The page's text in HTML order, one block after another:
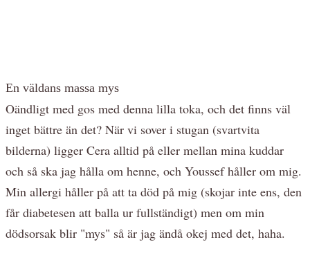
En väldans massa mys
Oändligt med gos med denna lilla toka, och det finns väl
inget bättre än det? När vi sover i stugan (svartvita
bilderna) ligger Cera alltid på eller mellan mina kuddar
och så ska jag hålla om henne, och Youssef håller om mig.
Min allergi håller på att ta död på mig (skojar inte ens, den
får diabetesen att balla ur fullständigt) men om min
dödsorsak blir "mys" så är jag ändå okej med det, haha.